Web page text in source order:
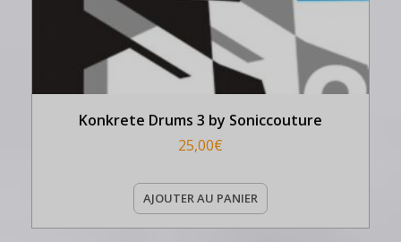
Konkrete Drums 3 by Soniccouture
25,00€
AJOUTER AU PANIER